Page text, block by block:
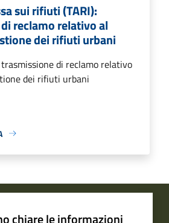
sui rifiuti (TARI):
reclamo relativo al
dei rifiuti urbani
di reclamo relativo
dei rifiuti urbani
chiare le informazioni